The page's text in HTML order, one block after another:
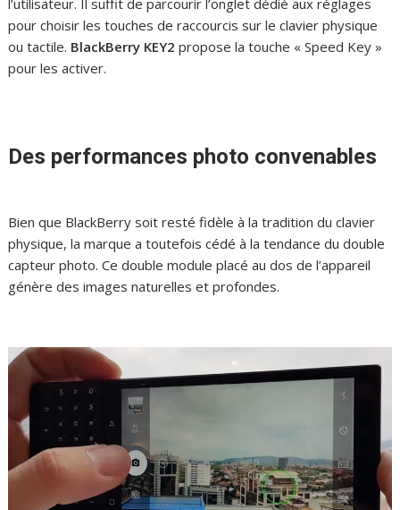
l’utilisateur. Il suffit de parcourir l’onglet dédié aux réglages
pour choisir les touches de raccourcis sur le clavier physique
ou tactile. BlackBerry KEY2 propose la touche « Speed Key »
pour les activer.
Des performances photo convenables
Bien que BlackBerry soit resté fidèle à la tradition du clavier
physique, la marque a toutefois cédé à la tendance du double
capteur photo. Ce double module placé au dos de l’appareil
génère des images naturelles et profondes.